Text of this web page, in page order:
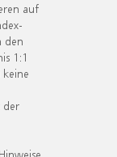
auf
den
1:1
der